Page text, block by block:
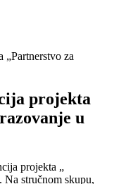
„Partnerstvo za
projekta
u
projekta „
Na stručnom skupu,